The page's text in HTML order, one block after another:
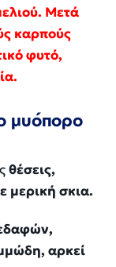
Μετά
καρπούς
φυτό,
μυόπορο
θέσεις,
μερική σκια.
αρκεί